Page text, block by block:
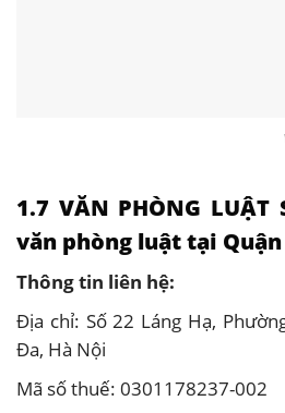
1.7 VĂN PHÒNG LUẬT
văn phòng luật tại
Thông tin liên hệ:
Địa chỉ: Số 22 Láng Hạ,
Đa, Hà Nội
Mã số thuế: 0301178237-002